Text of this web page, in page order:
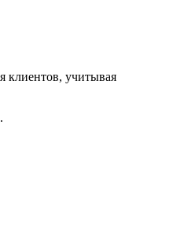
клиентов, учитывая